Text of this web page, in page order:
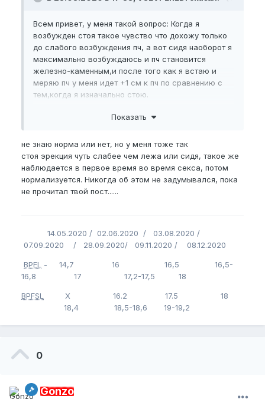
Всем привет, у меня такой вопрос: Когда я
возбужден стоя такое чувство что дохожу только
до слабого возбуждения пч, а вот сидя наоборот я
максимально возбуждаюсь и пч становится
железно-каменным,и после того как я встаю и
меряю пч у меня идет +1 см к пч по сравнению с
тем,когда я изначально стою.
Показать
не знаю норма или нет, но у меня тоже так
стоя эрекция чуть слабее чем лежа или сидя, такое же
наблюдается в первое время во время секса, потом
нормализуется. Никогда об этом не задумывался, пока
не прочитал твой пост......
14.05.2020 / 02.06.2020 / 03.08.2020 /
07.09.2020 / 28.09.2020/ 09.11.2020 / 08.12.2020
BPEL
- 14,7 16 16,5 16,5-
16,8 17 17,2-17,5 18
BPFSL
Х 16.2 17.5 18
18,4 18,5-18,6 19-19,2
0
Gonzo